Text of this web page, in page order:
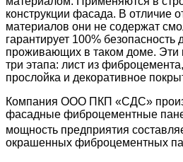
конструкции фасада. В отличие
материалов они не содержат
гарантирует 100% безопасность
проживающих в таком доме. Эти
три этапа: лист из
прослойка и декоративное
Компания ООО ПКП «СДС»
фасадные фиброцементные
мощность предприятия
окрашенных фиброцементных